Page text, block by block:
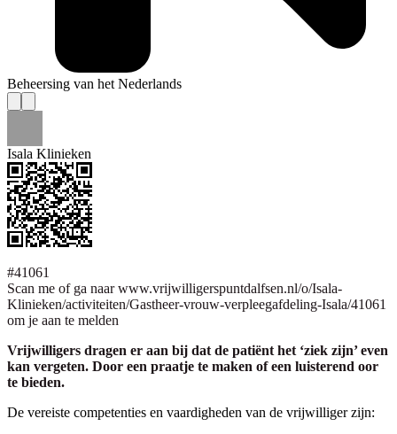
Beheersing van het Nederlands
Isala Klinieken
#41061
Scan me of ga naar www.vrijwilligerspuntdalfsen.nl/o/Isala-
Klinieken/activiteiten/Gastheer-vrouw-verpleegafdeling-Isala/41061
om je aan te melden
Vrijwilligers dragen er aan bij dat de patiënt het ‘ziek zijn’ even
kan vergeten. Door een praatje te maken of een luisterend oor
te bieden.
De vereiste competenties en vaardigheden van de vrijwilliger zijn: